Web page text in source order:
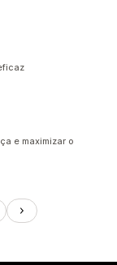
e maximizar o